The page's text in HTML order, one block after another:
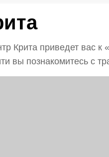
Крита приведет вас
вы познакомитесь с